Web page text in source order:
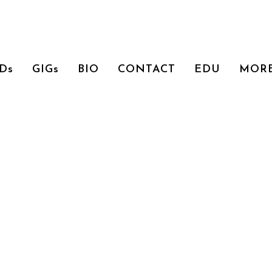
GIGs BIO CONTACT EDU